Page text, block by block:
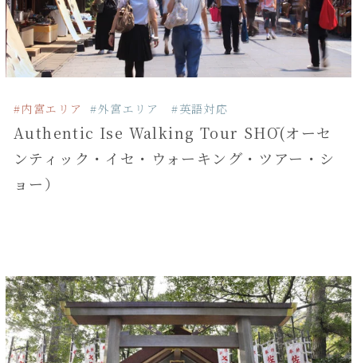
#内宮エリア #外宮エリア #英語対応
Authentic Ise Walking Tour SHŌ(オーセ
ンティック・イセ・ウォーキング・ツアー・シ
ョー）